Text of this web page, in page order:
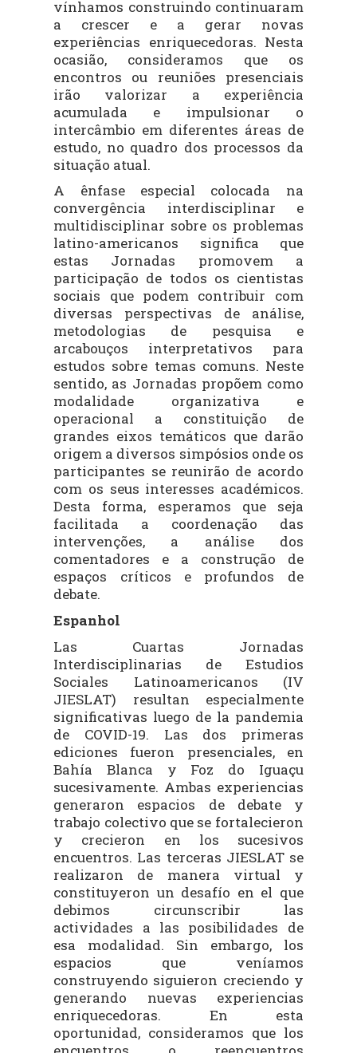
vínhamos construindo continuaram
a crescer e a gerar novas
experiências enriquecedoras. Nesta
ocasião, consideramos que os
encontros ou reuniões presenciais
irão valorizar a experiência
acumulada e impulsionar o
intercâmbio em diferentes áreas de
estudo, no quadro dos processos da
situação atual.
A ênfase especial colocada na
convergência interdisciplinar e
multidisciplinar sobre os problemas
latino-americanos significa que
estas Jornadas promovem a
participação de todos os cientistas
sociais que podem contribuir com
diversas perspectivas de análise,
metodologias de pesquisa e
arcabouços interpretativos para
estudos sobre temas comuns. Neste
sentido, as Jornadas propõem como
modalidade organizativa e
operacional a constituição de
grandes eixos temáticos que darão
origem a diversos simpósios onde os
participantes se reunirão de acordo
com os seus interesses académicos.
Desta forma, esperamos que seja
facilitada a coordenação das
intervenções, a análise dos
comentadores e a construção de
espaços críticos e profundos de
debate.
Espanhol
Las Cuartas Jornadas
Interdisciplinarias de Estudios
Sociales Latinoamericanos (IV
JIESLAT) resultan especialmente
significativas luego de la pandemia
de COVID-19. Las dos primeras
ediciones fueron presenciales, en
Bahía Blanca y Foz do Iguaçu
sucesivamente. Ambas experiencias
generaron espacios de debate y
trabajo colectivo que se fortalecieron
y crecieron en los sucesivos
encuentros. Las terceras JIESLAT se
realizaron de manera virtual y
constituyeron un desafío en el que
debimos circunscribir las
actividades a las posibilidades de
esa modalidad. Sin embargo, los
espacios que veníamos
construyendo siguieron creciendo y
generando nuevas experiencias
enriquecedoras. En esta
oportunidad, consideramos que los